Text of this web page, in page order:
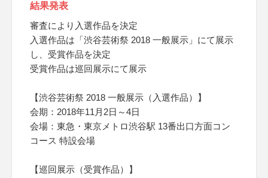
結果発表
審査により入選作品を決定
入選作品は「渋谷芸術祭 2018 一般展示」にて展示
し、受賞作品を決定
受賞作品は巡回展示にて展示
【渋谷芸術祭 2018 一般展示（入選作品）】
会期：2018年11月2日～4日
会場：東急・東京メトロ渋谷駅 13番出口方面コン
コース 特設会場
【巡回展示（受賞作品）】